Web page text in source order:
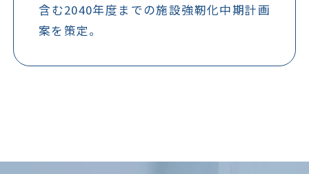
含む2040年度までの施設強靭化中期計画
案を策定。